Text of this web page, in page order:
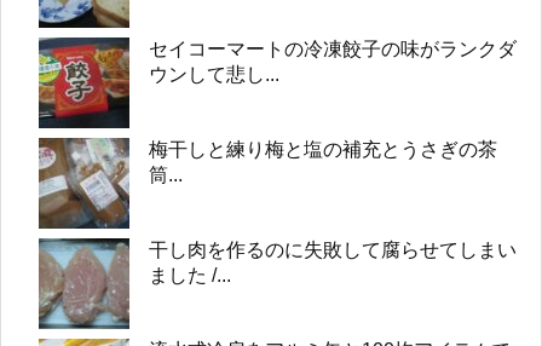
セイコーマートの冷凍餃子の味がランクダ
ウンして悲し...
梅干しと練り梅と塩の補充とうさぎの茶
筒...
干し肉を作るのに失敗して腐らせてしまい
ました /...